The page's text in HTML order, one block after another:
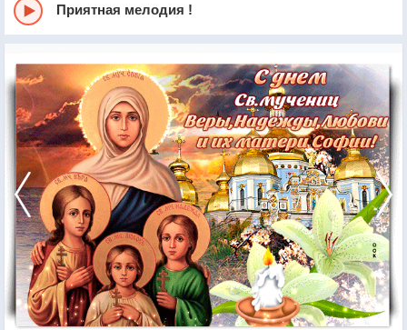
Приятная мелодия !